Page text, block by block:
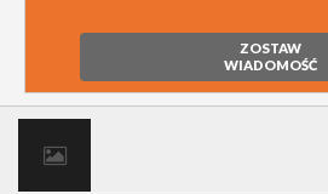
ZOSTAW
WIADOMOŚĆ